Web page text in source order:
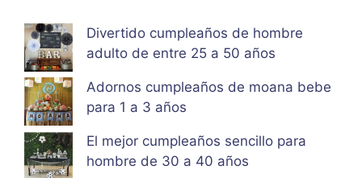
Divertido cumpleaños de hombre
adulto de entre 25 a 50 años
Adornos cumpleaños de moana bebe
para 1 a 3 años
El mejor cumpleaños sencillo para
hombre de 30 a 40 años